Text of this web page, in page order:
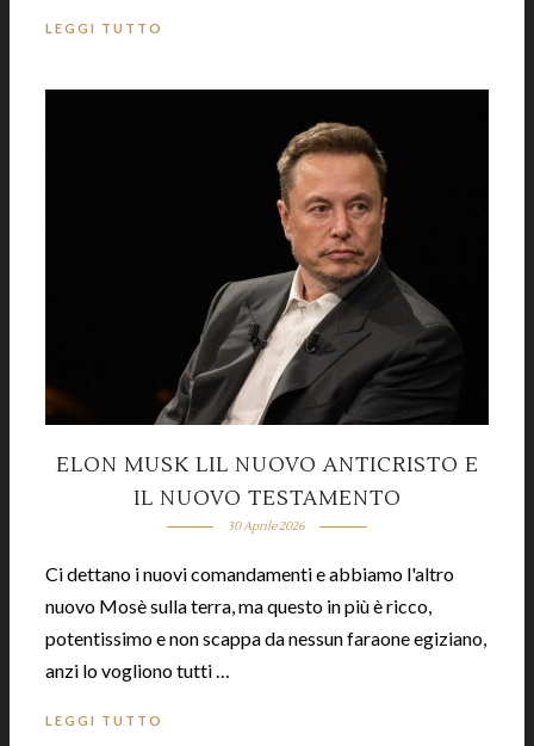
LEGGI TUTTO
ELON MUSK LIL NUOVO ANTICRISTO E
IL NUOVO TESTAMENTO
30 Aprile 2026
Ci dettano i nuovi comandamenti e abbiamo l'altro
nuovo Mosè sulla terra, ma questo in più è ricco,
potentissimo e non scappa da nessun faraone egiziano,
anzi lo vogliono tutti …
LEGGI TUTTO